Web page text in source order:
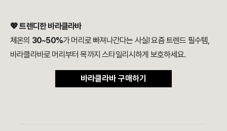
💖 트렌디한 바라클라바
체온의 30~50%가 머리로 빠져나간다는 사실! 요즘 트렌드 필수템,
바라클라바로 머리부터 목까지 스타일리시하게 보호하세요.
바라클라바 구매하기